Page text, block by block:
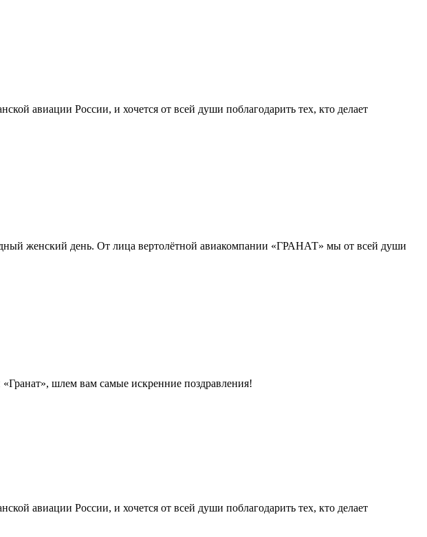
авиации России, и хочется от всей души поблагодарить тех, кто делает
женский день. От лица вертолётной авиакомпании «ГРАНАТ» мы от всей души
шлем вам самые искренние поздравления!
авиации России, и хочется от всей души поблагодарить тех, кто делает